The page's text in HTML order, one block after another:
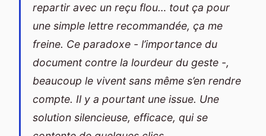
repartir avec un reçu flou… tout ça pour
une simple lettre recommandée, ça me
freine. Ce paradoxe - l’importance du
document contre la lourdeur du geste -,
beaucoup le vivent sans même s’en rendre
compte. Il y a pourtant une issue. Une
solution silencieuse, efficace, qui se